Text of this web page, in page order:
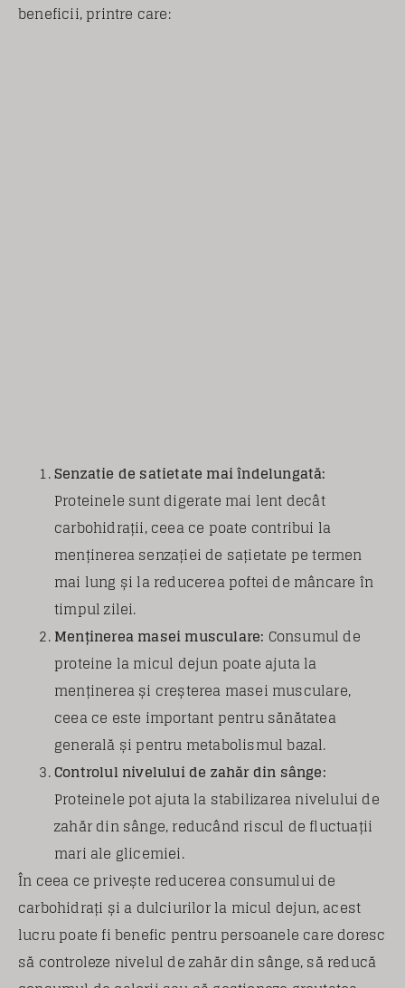
beneficii, printre care:
Senzatie de satietate mai îndelungată:
Proteinele sunt digerate mai lent decât
carbohidrații, ceea ce poate contribui la
menținerea senzației de sațietate pe termen
mai lung și la reducerea poftei de mâncare în
timpul zilei.
Menținerea masei musculare: Consumul de
proteine la micul dejun poate ajuta la
menținerea și creșterea masei musculare,
ceea ce este important pentru sănătatea
generală și pentru metabolismul bazal.
Controlul nivelului de zahăr din sânge:
Proteinele pot ajuta la stabilizarea nivelului de
zahăr din sânge, reducând riscul de fluctuații
mari ale glicemiei.
În ceea ce privește reducerea consumului de
carbohidrați și a dulciurilor la micul dejun, acest
lucru poate fi benefic pentru persoanele care doresc
să controleze nivelul de zahăr din sânge, să reducă